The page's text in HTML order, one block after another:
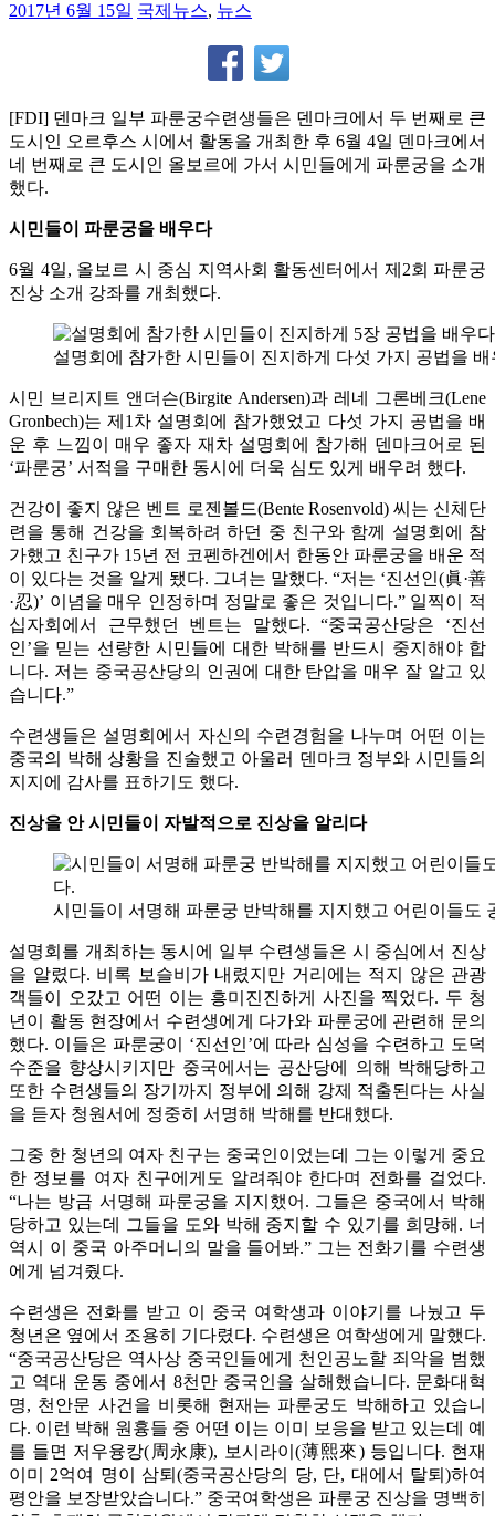
2017년 6월 15일 국제뉴스, 뉴스
[FDI] 덴마크 일부 파룬궁수련생들은 덴마크에서 두 번째로 큰
도시인 오르후스 시에서 활동을 개최한 후 6월 4일 덴마크에서
네 번째로 큰 도시인 올보르에 가서 시민들에게 파룬궁을 소개
했다.
시민들이 파룬궁을 배우다
6월 4일, 올보르 시 중심 지역사회 활동센터에서 제2회 파룬궁
진상 소개 강좌를 개최했다.
설명회에 참가한 시민들이 진지하게 다섯 가지 공법을 배
시민 브리지트 앤더슨(Birgite Andersen)과 레네 그론베크(Lene
Gronbech)는 제1차 설명회에 참가했었고 다섯 가지 공법을 배
운 후 느낌이 매우 좋자 재차 설명회에 참가해 덴마크어로 된
‘파룬궁’ 서적을 구매한 동시에 더욱 심도 있게 배우려 했다.
건강이 좋지 않은 벤트 로젠볼드(Bente Rosenvold) 씨는 신체단
련을 통해 건강을 회복하려 하던 중 친구와 함께 설명회에 참
가했고 친구가 15년 전 코펜하겐에서 한동안 파룬궁을 배운 적
이 있다는 것을 알게 됐다. 그녀는 말했다. “저는 ‘진선인(眞·善
·忍)’ 이념을 매우 인정하며 정말로 좋은 것입니다.” 일찍이 적
십자회에서 근무했던 벤트는 말했다. “중국공산당은 ‘진선
인’을 믿는 선량한 시민들에 대한 박해를 반드시 중지해야 합
니다. 저는 중국공산당의 인권에 대한 탄압을 매우 잘 알고 있
습니다.”
수련생들은 설명회에서 자신의 수련경험을 나누며 어떤 이는
중국의 박해 상황을 진술했고 아울러 덴마크 정부와 시민들의
지지에 감사를 표하기도 했다.
진상을 안 시민들이 자발적으로 진상을 알리다
시민들이 서명해 파룬궁 반박해를 지지했고 어린이들도
설명회를 개최하는 동시에 일부 수련생들은 시 중심에서 진상
을 알렸다. 비록 보슬비가 내렸지만 거리에는 적지 않은 관광
객들이 오갔고 어떤 이는 흥미진진하게 사진을 찍었다. 두 청
년이 활동 현장에서 수련생에게 다가와 파룬궁에 관련해 문의
했다. 이들은 파룬궁이 ‘진선인’에 따라 심성을 수련하고 도덕
수준을 향상시키지만 중국에서는 공산당에 의해 박해당하고
또한 수련생들의 장기까지 정부에 의해 강제 적출된다는 사실
을 듣자 청원서에 정중히 서명해 박해를 반대했다.
그중 한 청년의 여자 친구는 중국인이었는데 그는 이렇게 중요
한 정보를 여자 친구에게도 알려줘야 한다며 전화를 걸었다.
“나는 방금 서명해 파룬궁을 지지했어. 그들은 중국에서 박해
당하고 있는데 그들을 도와 박해 중지할 수 있기를 희망해. 너
역시 이 중국 아주머니의 말을 들어봐.” 그는 전화기를 수련생
에게 넘겨줬다.
수련생은 전화를 받고 이 중국 여학생과 이야기를 나눴고 두
청년은 옆에서 조용히 기다렸다. 수련생은 여학생에게 말했다.
“중국공산당은 역사상 중국인들에게 천인공노할 죄악을 범했
고 역대 운동 중에서 8천만 중국인을 살해했습니다. 문화대혁
명, 천안문 사건을 비롯해 현재는 파룬궁도 박해하고 있습니
다. 이런 박해 원흉들 중 어떤 이는 이미 보응을 받고 있는데 예
를 들면 저우융캉(周永康), 보시라이(薄熙來) 등입니다. 현재
이미 2억여 명이 삼퇴(중국공산당의 당, 단, 대에서 탈퇴)하여
평안을 보장받았습니다.” 중국여학생은 파룬궁 진상을 명백히